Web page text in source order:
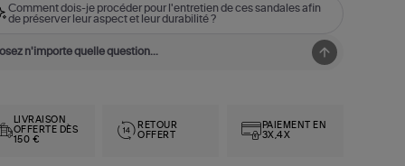
Comment dois-je procéder pour l'entretien de ces sandales afin
de préserver leur aspect et leur durabilité ?
LIVRAISON
OFFERTE DÈS
150 €
RETOUR
OFFERT
PAIEMENT EN
3X,4X